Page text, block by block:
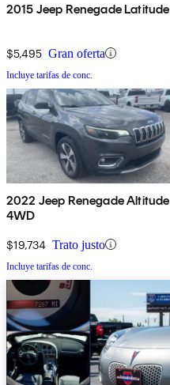
2015 Jeep Renegade Latitude
$5,495 Gran oferta
Incluye tarifas de conc.
2022 Jeep Renegade Altitude
4WD
$19,734 Trato justo
Incluye tarifas de conc.